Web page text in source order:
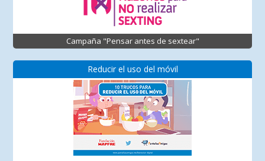
Campaña "Pensar antes de sextear"
Reducir el uso del móvil